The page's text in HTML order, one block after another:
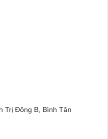
Trị Đông B, Bình Tân